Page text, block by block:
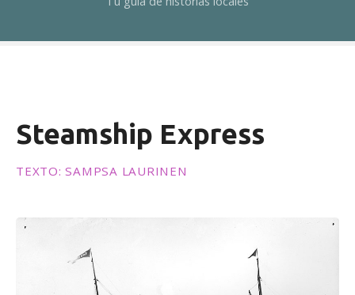
t
Steamship Express
TEXTO: SAMPSA LAURINEN